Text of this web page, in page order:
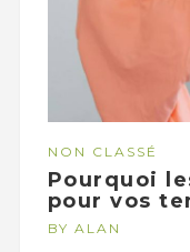
NON CLASSÉ
Pourquoi
pour vos
BY ALAN